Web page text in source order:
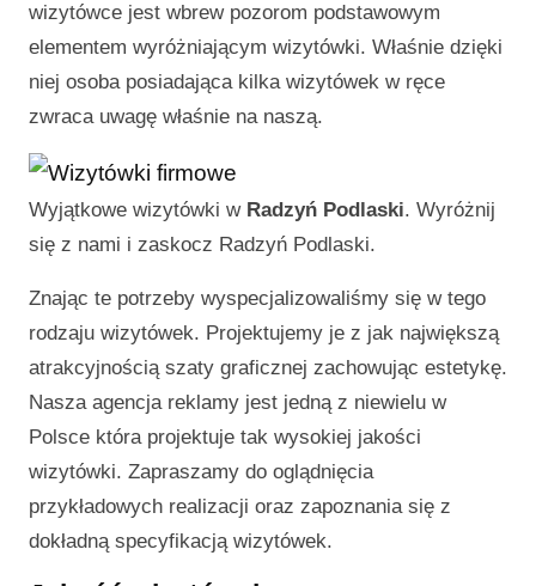
wizytówce jest wbrew pozorom podstawowym
elementem wyróżniającym wizytówki. Właśnie dzięki
niej osoba posiadająca kilka wizytówek w ręce
zwraca uwagę właśnie na naszą.
Wyjątkowe wizytówki w Radzyń Podlaski. Wyróżnij
się z nami i zaskocz Radzyń Podlaski.
Znając te potrzeby wyspecjalizowaliśmy się w tego
rodzaju wizytówek. Projektujemy je z jak największą
atrakcyjnością szaty graficznej zachowując estetykę.
Nasza agencja reklamy jest jedną z niewielu w
Polsce która projektuje tak wysokiej jakości
wizytówki. Zapraszamy do oglądnięcia
przykładowych realizacji oraz zapoznania się z
dokładną specyfikacją wizytówek.